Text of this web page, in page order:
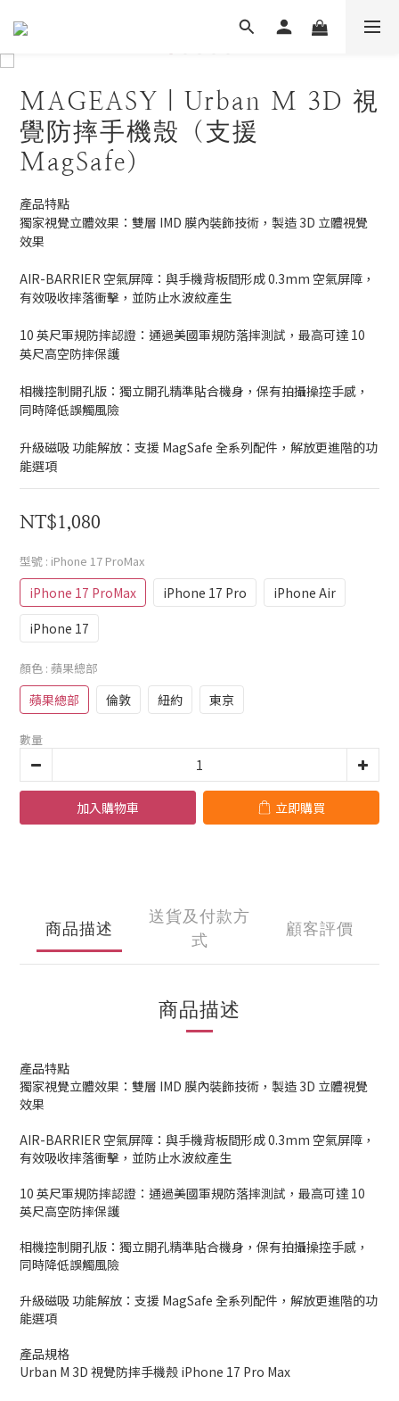
MAGEASY｜Urban M 3D 視
覺防摔手機殼（支援
MagSafe）
產品特點
獨家視覺立體效果：雙層 IMD 膜內裝飾技術，製造 3D 立體視覺
效果
AIR-BARRIER 空氣屏障：與手機背板間形成 0.3mm 空氣屏障，
有效吸收摔落衝擊，並防止水波紋產生
10 英尺軍規防摔認證：通過美國軍規防落摔測試，最高可達 10
英尺高空防摔保護
相機控制開孔版：獨立開孔精準貼合機身，保有拍攝操控手感，
同時降低誤觸風險
升級磁吸 功能解放：支援 MagSafe 全系列配件，解放更進階的功
能選項
NT$1,080
型號 : iPhone 17 ProMax
iPhone 17 ProMax iPhone 17 Pro
iPhone Air
iPhone 17
顏色 : 蘋果總部
蘋果總部 倫敦 紐約 東京
數量
加入購物車 立即購買
商品描述
送貨及付款方
式
顧客評價
商品描述
產品特點
獨家視覺立體效果：雙層 IMD 膜內裝飾技術，製造 3D 立體視覺
效果
AIR-BARRIER 空氣屏障：與手機背板間形成 0.3mm 空氣屏障，
有效吸收摔落衝擊，並防止水波紋產生
10 英尺軍規防摔認證：通過美國軍規防落摔測試，最高可達 10
英尺高空防摔保護
相機控制開孔版：獨立開孔精準貼合機身，保有拍攝操控手感，
同時降低誤觸風險
升級磁吸 功能解放：支援 MagSafe 全系列配件，解放更進階的功
能選項
產品規格
Urban M 3D 視覺防摔手機殼 iPhone 17 Pro Max